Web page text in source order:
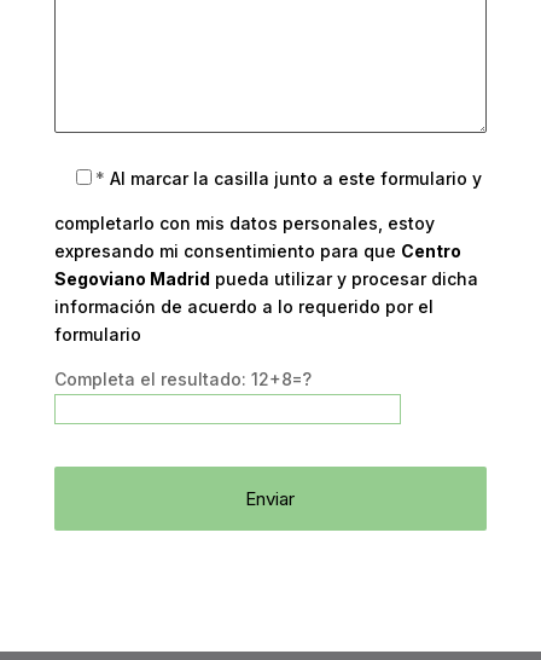
* Al marcar la casilla junto a este formulario y
completarlo con mis datos personales, estoy
expresando mi consentimiento para que Centro
Segoviano Madrid pueda utilizar y procesar dicha
información de acuerdo a lo requerido por el
formulario
Completa el resultado: 12+8=?
Enviar